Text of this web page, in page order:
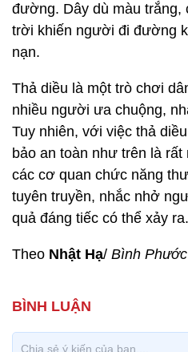
đường. Dây dù màu trắng,
trời khiến người đi đường
nạn.
Thả diều là một trò chơi
nhiều người ưa chuộng,
Tuy nhiên, với việc thả
bảo an toàn như trên là rất
các cơ quan chức năng
tuyên truyền, nhắc nhở
quả đáng tiếc có thể xảy ra.
Theo Nhật Hạ/ Bình